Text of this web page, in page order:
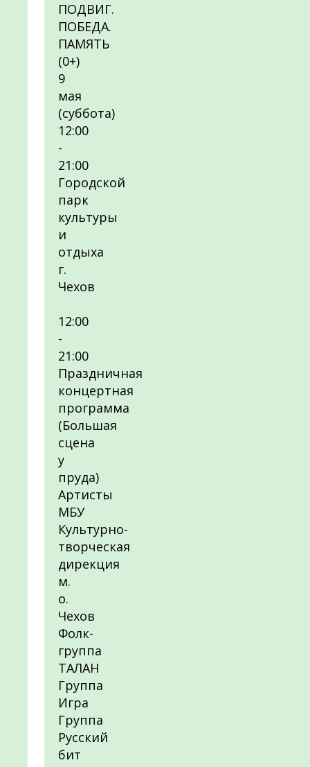
ПОДВИГ.
ПОБЕДА.
ПАМЯТЬ
(0+)
9
мая
(суббота)
12:00
-
21:00
Городской
парк
культуры
и
отдыха
г.
Чехов
12:00
-
21:00
Праздничная
концертная
программа
(Большая
сцена
у
пруда)
Артисты
МБУ
Культурно-
творческая
дирекция
м.
о.
Чехов
Фолк-
группа
ТАЛАН
Группа
Игра
Группа
Русский
бит